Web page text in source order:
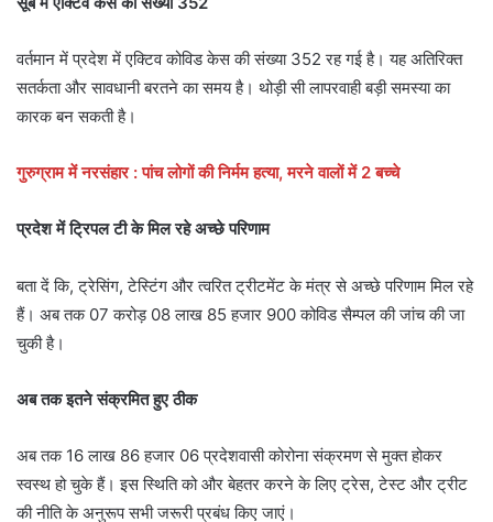
वर्तमान में प्रदेश में एक्टिव कोविड केस की संख्या 352 रह गई है। यह अतिरिक्त
सतर्कता और सावधानी बरतने का समय है। थोड़ी सी लापरवाही बड़ी समस्या का
कारक बन सकती है।
गुरुग्राम में नरसंहार : पांच लोगों की निर्मम हत्या, मरने वालों में 2 बच्चे
प्रदेश में ट्रिपल टी के मिल रहे अच्छे परिणाम
बता दें कि, ट्रेसिंग, टेस्टिंग और त्वरित ट्रीटमेंट के मंत्र से अच्छे परिणाम मिल रहे
हैं। अब तक 07 करोड़ 08 लाख 85 हजार 900 कोविड सैम्पल की जांच की जा
चुकी है।
अब तक इतने संक्रमित हुए ठीक
अब तक 16 लाख 86 हजार 06 प्रदेशवासी कोरोना संक्रमण से मुक्त होकर
स्वस्थ हो चुके हैं। इस स्थिति को और बेहतर करने के लिए ट्रेस, टेस्ट और ट्रीट
की नीति के अनुरूप सभी जरूरी प्रबंध किए जाएं।